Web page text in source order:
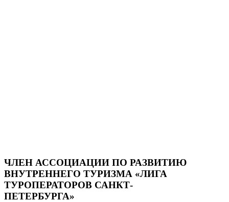
ЧЛЕН АССОЦИАЦИИ ПО РАЗВИТИЮ
ВНУТРЕННЕГО ТУРИЗМА «ЛИГА
ТУРОПЕРАТОРОВ САНКТ-
ПЕТЕРБУРГА»